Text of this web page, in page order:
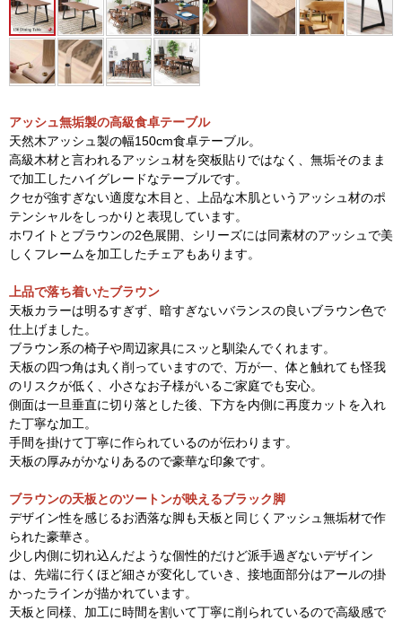
アッシュ無垢製の高級食卓テーブル
天然木アッシュ製の幅150cm食卓テーブル。
高級木材と言われるアッシュ材を突板貼りではなく、無垢そのまま
で加工したハイグレードなテーブルです。
クセが強すぎない適度な木目と、上品な木肌というアッシュ材のポ
テンシャルをしっかりと表現しています。
ホワイトとブラウンの2色展開、シリーズには同素材のアッシュで美
しくフレームを加工したチェアもあります。
上品で落ち着いたブラウン
天板カラーは明るすぎず、暗すぎないバランスの良いブラウン色で
仕上げました。
ブラウン系の椅子や周辺家具にスッと馴染んでくれます。
天板の四つ角は丸く削っていますので、万が一、体と触れても怪我
のリスクが低く、小さなお子様がいるご家庭でも安心。
側面は一旦垂直に切り落とした後、下方を内側に再度カットを入れ
た丁寧な加工。
手間を掛けて丁寧に作られているのが伝わります。
天板の厚みがかなりあるので豪華な印象です。
ブラウンの天板とのツートンが映えるブラック脚
デザイン性を感じるお洒落な脚も天板と同じくアッシュ無垢材で作
られた豪華さ。
少し内側に切れ込んだような個性的だけど派手過ぎないデザイン
は、先端に行くほど細さが変化していき、接地面部分はアールの掛
かったラインが描かれています。
天板と同様、加工に時間を割いて丁寧に削られているので高級感で